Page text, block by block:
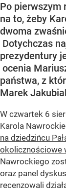
Po pierwszym
na to, żeby
dwoma
Dotychczas
prezydentury
ocenia
państwa, z
Marek
W czwartek 6
Karola
na dziedzińcu
okolicznościowe
Nawrockiego
oraz panel
recenzowali